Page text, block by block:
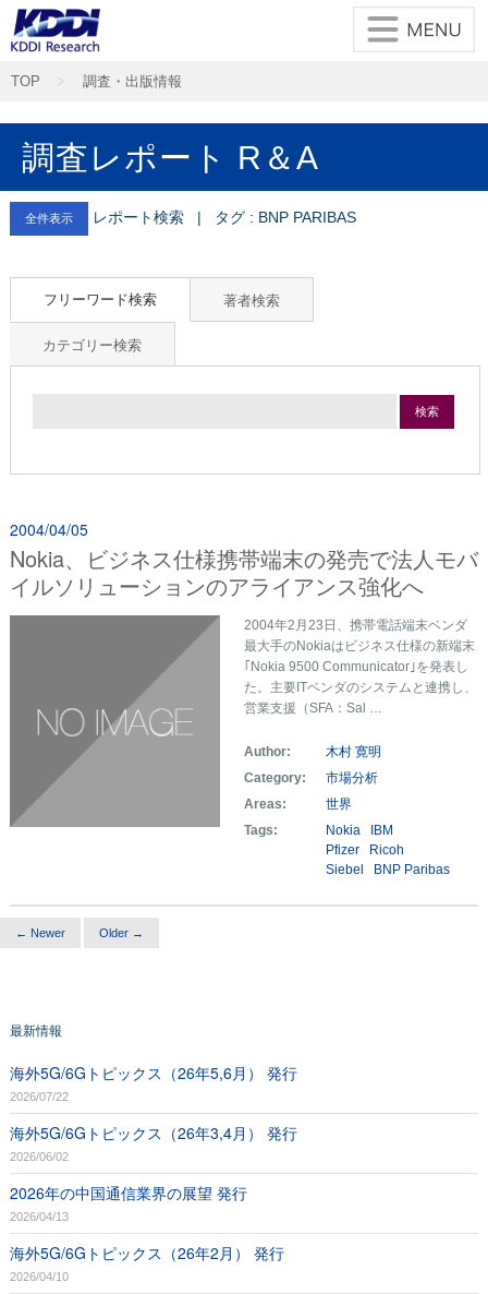
TOP 調査・出版情報
調査レポート R＆A
全件表示 レポート検索 | タグ : BNP PARIBAS
フリーワード検索 著者検索
カテゴリー検索
検索
2004/04/05
Nokia、ビジネス仕様携帯端末の発売で法人モバ
イルソリューションのアライアンス強化へ
2004年2月23日、携帯電話端末ベンダ
最大手のNokiaはビジネス仕様の新端末
｢Nokia 9500 Communicator｣を発表し
た。主要ITベンダのシステムと連携し、
営業支援（SFA：Sal …
Author:
木村 寛明
Category:
市場分析
Areas:
世界
Tags:
Nokia
IBM
Pfizer
Ricoh
Siebel
BNP Paribas
← Newer Older →
最新情報
海外5G/6Gトピックス（26年5,6月） 発行
2026/07/22
海外5G/6Gトピックス（26年3,4月） 発行
2026/06/02
2026年の中国通信業界の展望 発行
2026/04/13
海外5G/6Gトピックス（26年2月） 発行
2026/04/10